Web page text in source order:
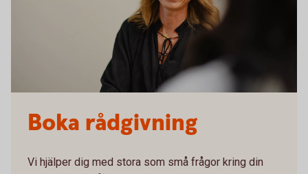
Boka rådgivning
Vi hjälper dig med stora som små frågor kring din